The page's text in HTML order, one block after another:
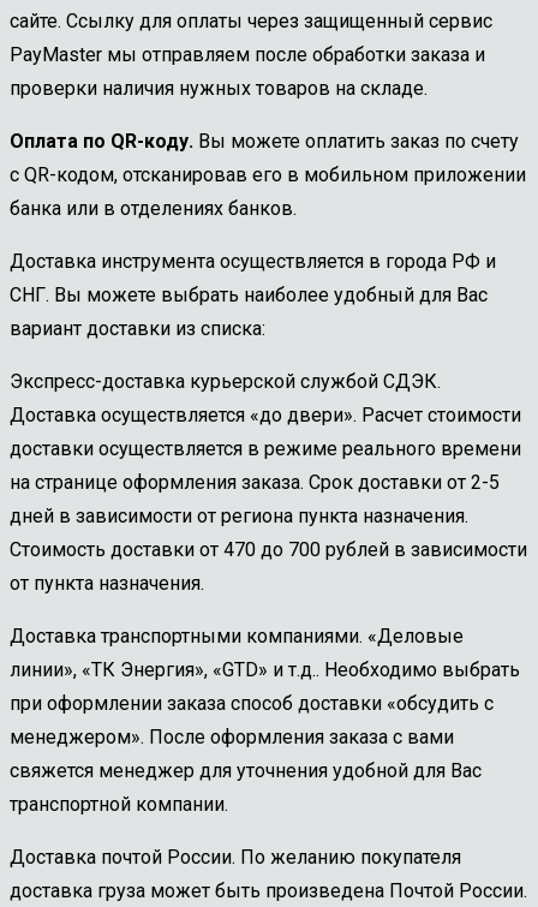
сайте. Ссылку для оплаты через защищенный сервис
PayMaster мы отправляем после обработки заказа и
проверки наличия нужных товаров на складе.
Оплата по QR-коду. Вы можете оплатить заказ по счету
с QR-кодом, отсканировав его в мобильном приложении
банка или в отделениях банков.
Доставка инструмента осуществляется в города РФ и
СНГ. Вы можете выбрать наиболее удобный для Вас
вариант доставки из списка:
Экспресс-доставка курьерской службой СДЭК.
Доставка осуществляется «до двери». Расчет стоимости
доставки осуществляется в режиме реального времени
на странице оформления заказа. Срок доставки от 2-5
дней в зависимости от региона пункта назначения.
Стоимость доставки от 470 до 700 рублей в зависимости
от пункта назначения.
Доставка транспортными компаниями. «Деловые
линии», «ТК Энергия», «GTD» и т.д.. Необходимо выбрать
при оформлении заказа способ доставки «обсудить с
менеджером». После оформления заказа с вами
свяжется менеджер для уточнения удобной для Вас
транспортной компании.
Доставка почтой России. По желанию покупателя
доставка груза может быть произведена Почтой России.